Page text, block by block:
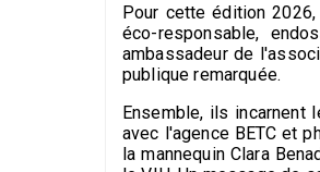
Pour cette édition
éco-responsable,
ambassadeur de
publique remarquée.
Ensemble, ils incarnent
avec l'agence BETC et
la mannequin Clara